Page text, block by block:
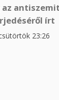
írt
23:26